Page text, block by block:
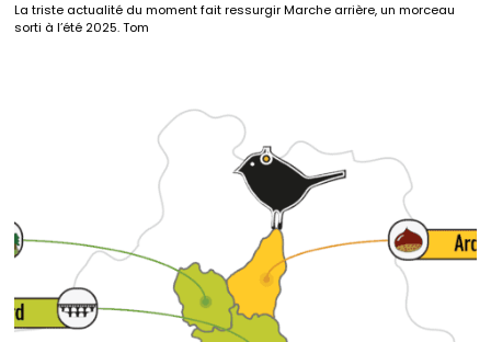
La triste actualité du moment fait ressurgir Marche arrière, un morceau
sorti à l’été 2025. Tom